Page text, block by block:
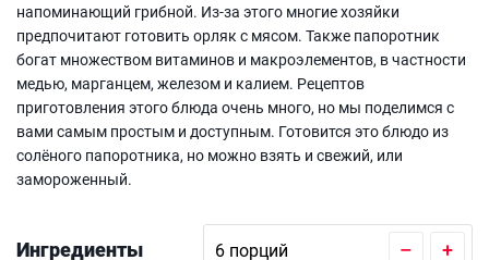
напоминающий грибной. Из-за этого многие хозяйки
предпочитают готовить орляк с мясом. Также папоротник
богат множеством витаминов и макроэлементов, в частности
медью, марганцем, железом и калием. Рецептов
приготовления этого блюда очень много, но мы поделимся с
вами самым простым и доступным. Готовится это блюдо из
солёного папоротника, но можно взять и свежий, или
замороженный.
Ингредиенты – +